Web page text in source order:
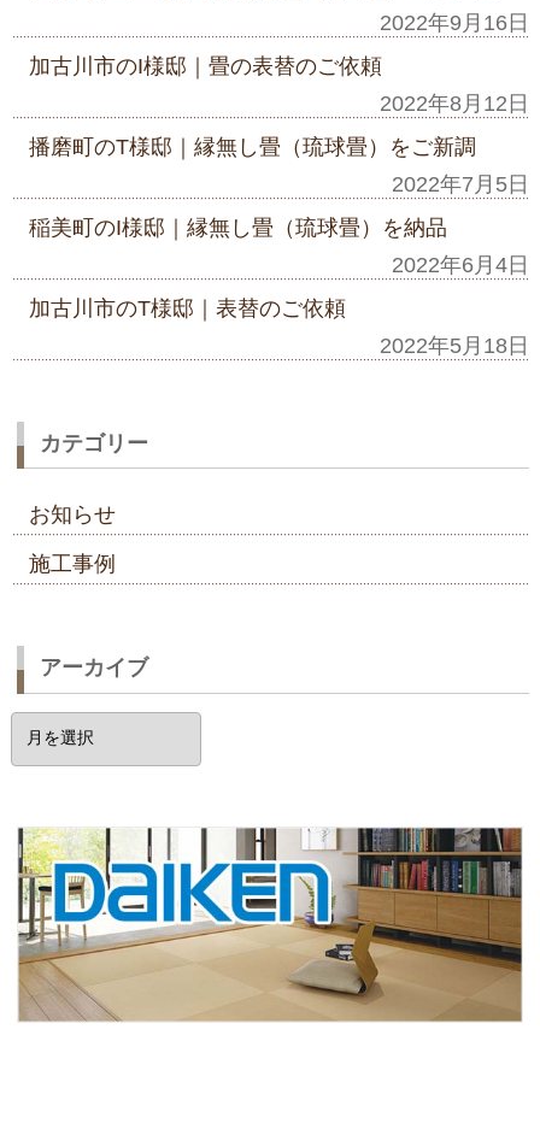
2022年9月16日
加古川市のI様邸｜畳の表替のご依頼
2022年8月12日
播磨町のT様邸｜縁無し畳（琉球畳）をご新調
2022年7月5日
稲美町のI様邸｜縁無し畳（琉球畳）を納品
2022年6月4日
加古川市のT様邸｜表替のご依頼
2022年5月18日
カテゴリー
お知らせ
施工事例
アーカイブ
ア
ー
ブ